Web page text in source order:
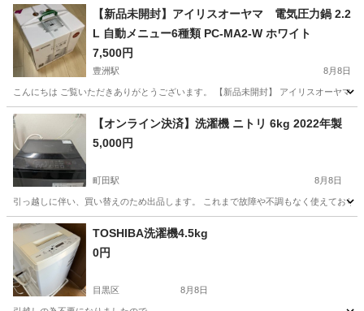
【新品未開封】アイリスオーヤマ 電気圧力鍋 2.2
L 自動メニュー6種類 PC-MA2-W ホワイト
7,500円
豊洲駅 8月8日
こんにちは ご覧いただきありがとうございます。 【新品未開封】 アイリスオーヤマ
東京 江東区 豊洲駅 キッチン家電 電気圧力鍋
【オンライン決済】洗濯機 ニトリ 6kg 2022年製
5,000円
町田駅 8月8日
引っ越しに伴い、買い替えのため出品します。 これまで故障や不調もなく使えており
東京 町田市 生活家電
TOSHIBA洗濯機4.5kg
0円
目黒区 8月8日